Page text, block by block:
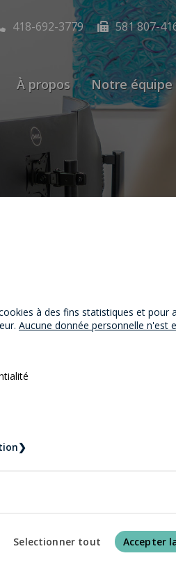
418-692-3779 581 807-
À propos Notre équipe
Nouvelles
à des fins statistiques et pour
Aucune donnée personnelle n'est
❯
Selectionner tout Accepter